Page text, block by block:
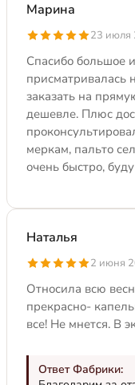
Марина
23 июля
Спасибо большое
присматривалась
заказать на
дешевле. Плюс
меркам, пальто
очень быстро,
Наталья
2 июня
Относила всю
прекрасно-
все! Не мнется. В
Ответ Фабрики: